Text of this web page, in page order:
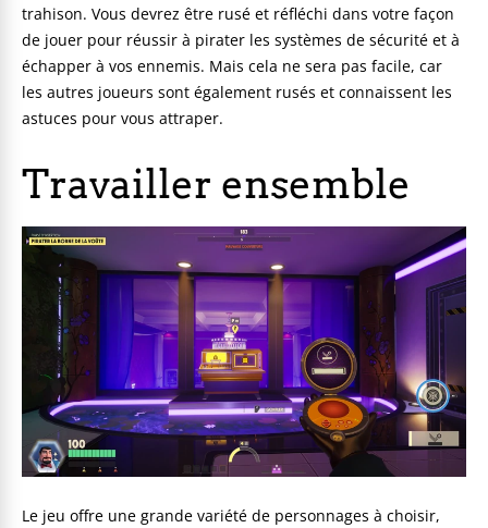
trahison. Vous devrez être rusé et réfléchi dans votre façon
de jouer pour réussir à pirater les systèmes de sécurité et à
échapper à vos ennemis. Mais cela ne sera pas facile, car
les autres joueurs sont également rusés et connaissent les
astuces pour vous attraper.
Travailler ensemble
Le jeu offre une grande variété de personnages à choisir,